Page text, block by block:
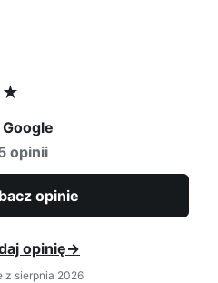
opinii
opinie
opinię→
z sierpnia 2026